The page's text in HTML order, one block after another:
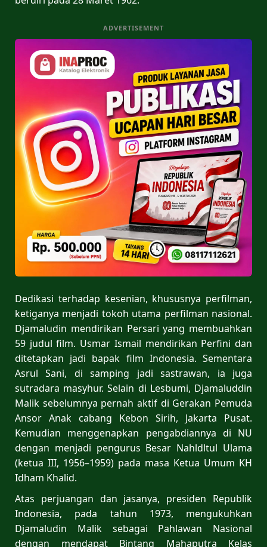
ADVERTISEMENT
Dedikasi terhadap kesenian, khususnya perfilman,
ketiganya menjadi tokoh utama perfilman nasional.
Djamaludin mendirikan Persari yang membuahkan
59 judul film. Usmar Ismail mendirikan Perfini dan
ditetapkan jadi bapak film Indonesia. Sementara
Asrul Sani, di samping jadi sastrawan, ia juga
sutradara masyhur. Selain di Lesbumi, Djamaluddin
Malik sebelumnya pernah aktif di Gerakan Pemuda
Ansor Anak cabang Kebon Sirih, Jakarta Pusat.
Kemudian menggenapkan pengabdiannya di NU
dengan menjadi pengurus Besar Nahldltul Ulama
(ketua III, 1956–1959) pada masa Ketua Umum KH
Idham Khalid.
Atas perjuangan dan jasanya, presiden Republik
Indonesia, pada tahun 1973, mengukuhkan
Djamaludin Malik sebagai Pahlawan Nasional
dengan mendapat Bintang Mahaputra Kelas